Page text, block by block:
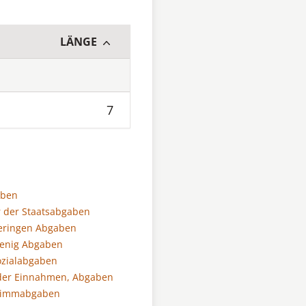
LÄNGE
7
Staatsabgaben
Abgaben
Abgaben
Einnahmen, Abgaben